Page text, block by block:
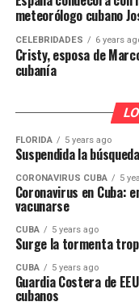
meteorólogo cubano
CELEBRIDADES 6 years
Cristy, esposa de
cubanía
FLORIDA 5 years ago
Suspendida la
CORONAVIRUS CUBA 5
Coronavirus en Cuba:
vacunarse
CUBA 5 years ago
Surge la tormenta
CUBA 5 years ago
Guardia Costera de
cubanos